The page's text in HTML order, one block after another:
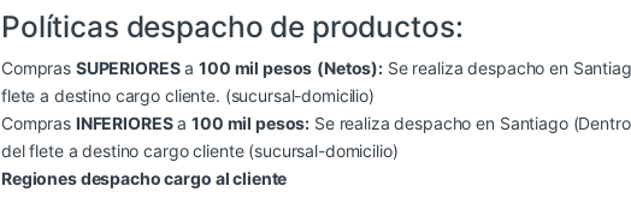
Políticas despacho de productos:
Compras SUPERIORESa100 mil pesos (Netos): Se realiza despacho en
flete a destino cargo cliente. (sucursal-domicilio)
Compras INFERIORESa100 mil pesos: Se realiza despacho en Santiago
del flete a destino cargo cliente (sucursal-domicilio)
Regiones despacho cargo al cliente